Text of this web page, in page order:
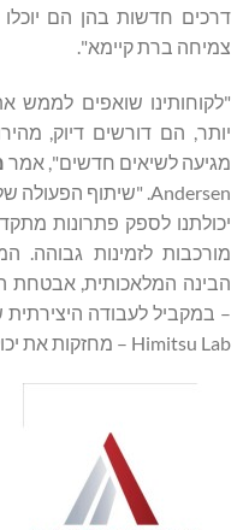
דרכים חדשות בהן הם
צמיחה ברת קיימא".
"לקוחותינו שואפים לממש
יותר, הם דורשים דיוק,
מגיעה לשיאים חדשים", אמר
יכולתנו לספק פתרונות
מורכבות לזמינות גבוהה.
הבינה המלאכותית, אבטחת
– במקביל לעבודה
Himitsu Lab – מחזקות את יכולות הייעוץ הגלובליות שלנו".